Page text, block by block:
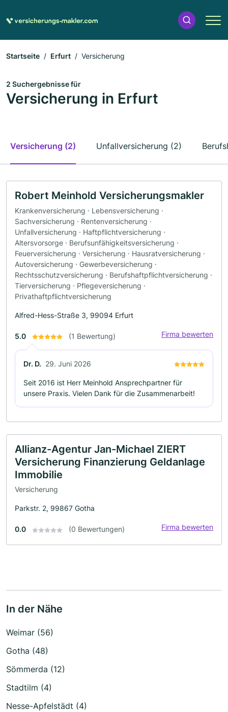
Startseite Erfurt Versicherung
2 Suchergebnisse für
Versicherung in Erfurt
Versicherung (2) Unfallversicherung (2)
Robert Meinhold Versicherungsmakler
Krankenversicherung · Lebensversicherung ·
Sachversicherung · Rentenversicherung ·
Unfallversicherung · Haftpflichtversicherung ·
Altersvorsorge · Berufsunfähigkeitsversicherung ·
Feuerversicherung · Versicherung · Hausratversicherung ·
Autoversicherung · Gewerbeversicherung ·
Rechtsschutzversicherung · Berufshaftpflichtversicherung ·
Tierversicherung · Pflegeversicherung ·
Privathaftpflichtversicherung
Alfred-Hess-Straße 3, 99094 Erfurt
5.0 (1 Bewertung) Firma bewerten
Dr. D. 29. Juni 2026
Seit 2016 ist Herr Meinhold Ansprechpartner für
unsere Praxis. Vielen Dank für die Zusammenarbeit!
Allianz-Agentur Jan-Michael ZIERT
Versicherung Finanzierung Geldanlage
Immobilie
Versicherung
Parkstr. 2, 99867 Gotha
0.0 (0 Bewertungen) Firma bewerten
In der Nähe
Weimar (56)
Gotha (48)
Sömmerda (12)
Stadtilm (4)
Nesse-Apfelstädt (4)